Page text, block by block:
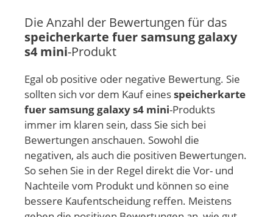
Die Anzahl der Bewertungen für das
speicherkarte fuer samsung galaxy
s4 mini-Produkt
Egal ob positive oder negative Bewertung. Sie
sollten sich vor dem Kauf einesspeicherkarte
fuer samsung galaxy s4 mini-Produkts
immer im klaren sein, dass Sie sich bei
Bewertungen anschauen. Sowohl die
negativen, als auch die positiven Bewertungen.
So sehen Sie in der Regel direkt die Vor- und
Nachteile vom Produkt und können so eine
bessere Kaufentscheidung reffen. Meistens